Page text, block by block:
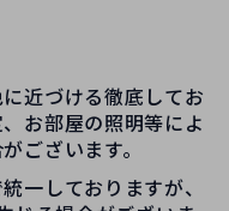
近づける徹底してお
お部屋の照明等によ
ございます。
一しておりますが、